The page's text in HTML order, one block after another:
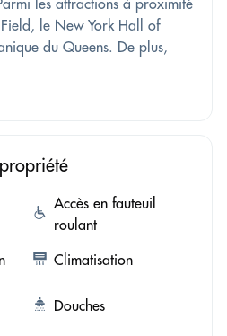
le New York Hall of
du Queens. De plus,
Accès en fauteuil
roulant
Climatisation
Douches